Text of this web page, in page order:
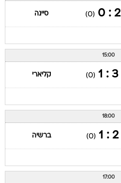
2 : 0
(0) סיינה
15:00
3 : 1
(0) קליארי
18:00
2 : 1
(0) ברשיה
17:00